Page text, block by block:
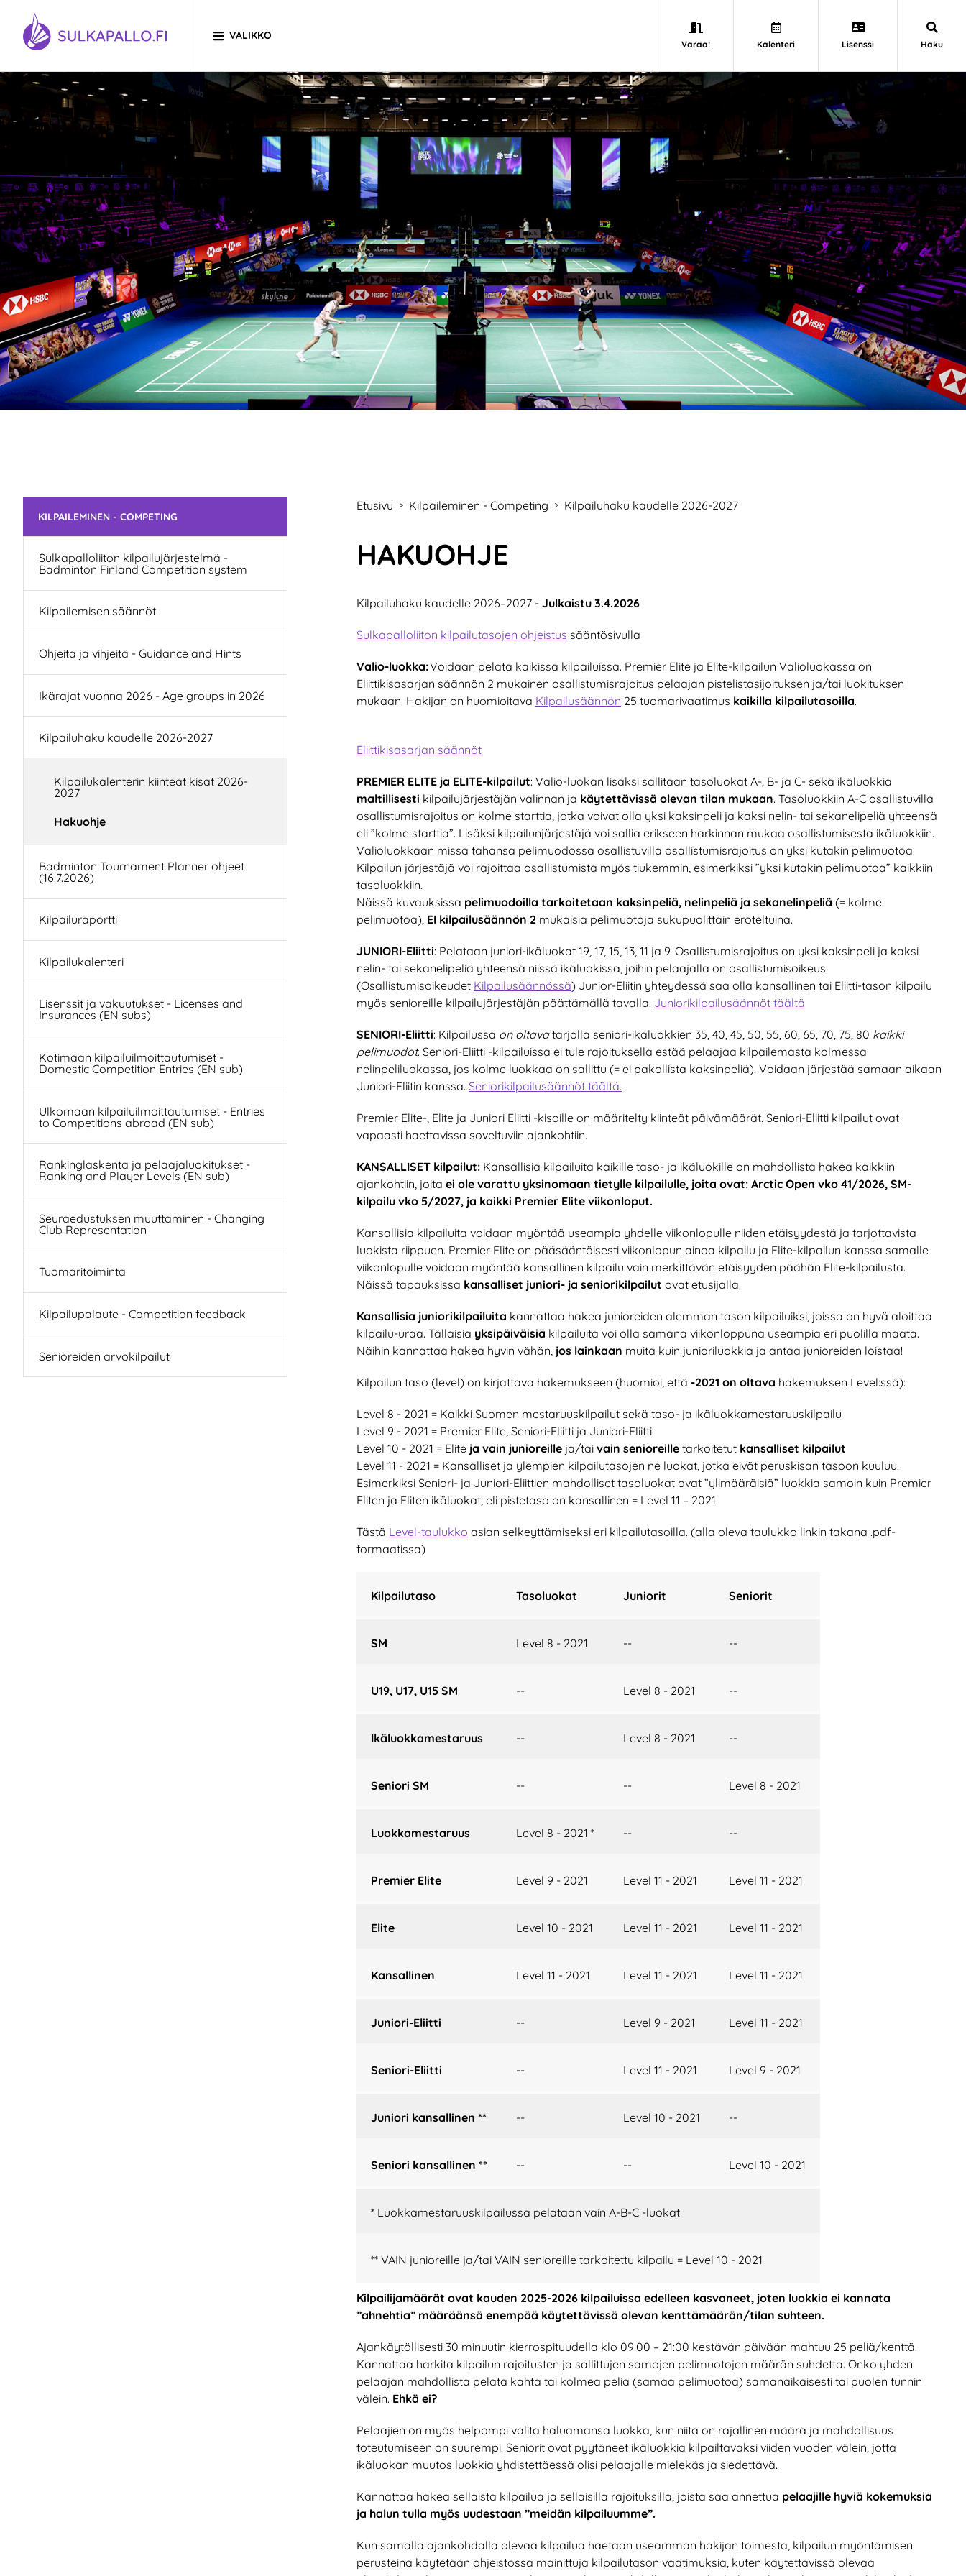
Siirry sivun sisältöön
SIIRRY ETUSIVULLE
VALIKKO
Varaa! Kalenteri Lisenssi Haku
Etusivu > Kilpaileminen - Competing > Kilpailuhaku kaudelle 2026-2027
HAKUOHJE
Kilpailuhaku kaudelle 2026–2027 - Julkaistu 3.4.2026
Sulkapalloliiton kilpailutasojen ohjeistus sääntösivulla
Valio-luokka:Voidaan pelata kaikissa kilpailuissa. Premier Elite ja Elite-kilpailun Valioluokassa on
Eliittikisasarjan säännön 2 mukainen osallistumisrajoitus pelaajan pistelistasijoituksen ja/tai luokituksen
mukaan. Hakijan on huomioitava Kilpailusäännön 25 tuomarivaatimus kaikilla kilpailutasoilla.
Eliittikisasarjan säännöt
PREMIER ELITE ja ELITE-kilpailut: Valio-luokan lisäksi sallitaan tasoluokat A-, B- ja C- sekä ikäluokkia
maltillisesti kilpailujärjestäjän valinnan ja käytettävissä olevan tilan mukaan. Tasoluokkiin A-C osallistuvilla
osallistumisrajoitus on kolme starttia, jotka voivat olla yksi kaksinpeli ja kaksi nelin- tai sekanelipeliä yhteensä
eli ”kolme starttia”. Lisäksi kilpailunjärjestäjä voi sallia erikseen harkinnan mukaa osallistumisesta ikäluokkiin.
Valioluokkaan missä tahansa pelimuodossa osallistuvilla osallistumisrajoitus on yksi kutakin pelimuotoa.
Kilpailun järjestäjä voi rajoittaa osallistumista myös tiukemmin, esimerkiksi ”yksi kutakin pelimuotoa” kaikkiin
tasoluokkiin.
Näissä kuvauksissa pelimuodoilla tarkoitetaan kaksinpeliä, nelinpeliä ja sekanelinpeliä (= kolme
pelimuotoa), EI kilpailusäännön 2 mukaisia pelimuotoja sukupuolittain eroteltuina.
JUNIORI-Eliitti: Pelataan juniori-ikäluokat 19, 17, 15, 13, 11 ja 9. Osallistumisrajoitus on yksi kaksinpeli ja kaksi
nelin- tai sekanelipeliä yhteensä niissä ikäluokissa, joihin pelaajalla on osallistumisoikeus.
(Osallistumisoikeudet Kilpailusäännössä) Junior-Eliitin yhteydessä saa olla kansallinen tai Eliitti-tason kilpailu
myös senioreille kilpailujärjestäjän päättämällä tavalla. Juniorikilpailusäännöt täältä
SENIORI-Eliitti: Kilpailussa on oltavatarjolla seniori-ikäluokkien 35, 40, 45, 50, 55, 60, 65, 70, 75, 80 kaikki
pelimuodot. Seniori-Eliitti -kilpailuissa ei tule rajoituksella estää pelaajaa kilpailemasta kolmessa
nelinpeliluokassa, jos kolme luokkaa on sallittu (= ei pakollista kaksinpeliä). Voidaan järjestää samaan aikaan
Juniori-Eliitin kanssa. Seniorikilpailusäännöt täältä.
Premier Elite-, Elite ja Juniori Eliitti -kisoille on määritelty kiinteät päivämäärät. Seniori-Eliitti kilpailut ovat
vapaasti haettavissa soveltuviin ajankohtiin.
KANSALLISET kilpailut: Kansallisia kilpailuita kaikille taso- ja ikäluokille on mahdollista hakea kaikkiin
ajankohtiin, joita ei ole varattu yksinomaan tietylle kilpailulle, joita ovat: Arctic Open vko 41/2026, SM-
kilpailu vko 5/2027, ja kaikki Premier Elite viikonloput.
Kansallisia kilpailuita voidaan myöntää useampia yhdelle viikonlopulle niiden etäisyydestä ja tarjottavista
luokista riippuen. Premier Elite on pääsääntöisesti viikonlopun ainoa kilpailu ja Elite-kilpailun kanssa samalle
viikonlopulle voidaan myöntää kansallinen kilpailu vain merkittävän etäisyyden päähän Elite-kilpailusta.
Näissä tapauksissa kansalliset juniori- ja seniorikilpailut ovat etusijalla.
Kansallisia juniorikilpailuita kannattaa hakea junioreiden alemman tason kilpailuiksi, joissa on hyvä aloittaa
kilpailu-uraa. Tällaisia yksipäiväisiä kilpailuita voi olla samana viikonloppuna useampia eri puolilla maata.
Näihin kannattaa hakea hyvin vähän, jos lainkaan muita kuin junioriluokkia ja antaa junioreiden loistaa!
Kilpailun taso (level) on kirjattava hakemukseen (huomioi, että -2021 on oltava hakemuksen Level:ssä):
Level 8 - 2021 = Kaikki Suomen mestaruuskilpailut sekä taso- ja ikäluokkamestaruuskilpailu
Level 9 - 2021 = Premier Elite, Seniori-Eliitti ja Juniori-Eliitti
Level 10 - 2021 = Elite ja vain junioreille ja/tai vain senioreille tarkoitetut kansalliset kilpailut
Level 11 - 2021 = Kansalliset ja ylempien kilpailutasojen ne luokat, jotka eivät peruskisan tasoon kuuluu.
Esimerkiksi Seniori- ja Juniori-Eliittien mahdolliset tasoluokat ovat ”ylimääräisiä” luokkia samoin kuin Premier
Eliten ja Eliten ikäluokat, eli pistetaso on kansallinen = Level 11 – 2021
Tästä Level-taulukko asian selkeyttämiseksi eri kilpailutasoilla. (alla oleva taulukko linkin takana .pdf-
formaatissa)
Kilpailutaso Tasoluokat Juniorit Seniorit
SM Level 8 - 2021 -- --
U19, U17, U15 SM -- Level 8 - 2021 --
Ikäluokkamestaruus -- Level 8 - 2021 --
Seniori SM -- -- Level 8 - 2021
Luokkamestaruus Level 8 - 2021 * -- --
Premier Elite Level 9 - 2021 Level 11 - 2021 Level 11 - 2021
Elite Level 10 - 2021 Level 11 - 2021 Level 11 - 2021
Kansallinen Level 11 - 2021 Level 11 - 2021 Level 11 - 2021
Juniori-Eliitti -- Level 9 - 2021 Level 11 - 2021
Seniori-Eliitti -- Level 11 - 2021 Level 9 - 2021
Juniori kansallinen ** -- Level 10 - 2021 --
Seniori kansallinen ** -- -- Level 10 - 2021
* Luokkamestaruuskilpailussa pelataan vain A-B-C -luokat
** VAIN junioreille ja/tai VAIN senioreille tarkoitettu kilpailu = Level 10 - 2021
Kilpailijamäärät ovat kauden 2025-2026 kilpailuissa edelleen kasvaneet, joten luokkia ei kannata
”ahnehtia” määräänsä enempää käytettävissä olevan kenttämäärän/tilan suhteen.
Ajankäytöllisesti 30 minuutin kierrospituudella klo 09:00 – 21:00 kestävän päivään mahtuu 25 peliä/kenttä.
Kannattaa harkita kilpailun rajoitusten ja sallittujen samojen pelimuotojen määrän suhdetta. Onko yhden
pelaajan mahdollista pelata kahta tai kolmea peliä (samaa pelimuotoa) samanaikaisesti tai puolen tunnin
välein. Ehkä ei?
Pelaajien on myös helpompi valita haluamansa luokka, kun niitä on rajallinen määrä ja mahdollisuus
toteutumiseen on suurempi. Seniorit ovat pyytäneet ikäluokkia kilpailtavaksi viiden vuoden välein, jotta
ikäluokan muutos luokkia yhdistettäessä olisi pelaajalle mielekäs ja siedettävä.
Kannattaa hakea sellaista kilpailua ja sellaisilla rajoituksilla, joista saa annettua pelaajille hyviä kokemuksia
ja halun tulla myös uudestaan ”meidän kilpailuumme”.
Kun samalla ajankohdalla olevaa kilpailua haetaan useamman hakijan toimesta, kilpailun myöntämisen
perusteina käytetään ohjeistossa mainittuja kilpailutason vaatimuksia, kuten käytettävissä olevaa
Ohita valikko
KILPAILEMINEN - COMPETING
Sulkapalloliiton kilpailujärjestelmä -
Badminton Finland Competition system
Kilpailemisen säännöt
Ohjeita ja vihjeitä - Guidance and Hints
Ikärajat vuonna 2026 - Age groups in 2026
Kilpailuhaku kaudelle 2026-2027
Kilpailukalenterin kiinteät kisat 2026-
2027
Hakuohje
Badminton Tournament Planner ohjeet
(16.7.2026)
Kilpailuraportti
Kilpailukalenteri
Lisenssit ja vakuutukset - Licenses and
Insurances (EN subs)
Kotimaan kilpailuilmoittautumiset -
Domestic Competition Entries (EN sub)
Ulkomaan kilpailuilmoittautumiset - Entries
to Competitions abroad (EN sub)
Rankinglaskenta ja pelaajaluokitukset -
Ranking and Player Levels (EN sub)
Seuraedustuksen muuttaminen - Changing
Club Representation
Tuomaritoiminta
Kilpailupalaute - Competition feedback
Senioreiden arvokilpailut